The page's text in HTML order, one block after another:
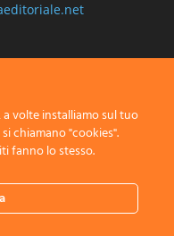
volte installiamo sul tuo
chiamano "cookies".
fanno lo stesso.